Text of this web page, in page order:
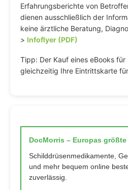
Erfahrungsberichte von
dienen ausschließlich der
keine ärztliche Beratung,
> Infoflyer (PDF)
Tipp: Der Kauf eines eBooks für
gleichzeitig Ihre Eintrittskarte
DocMorris – Europas
Schilddrüsenmedikamente,
und mehr bequem online
zuverlässig.